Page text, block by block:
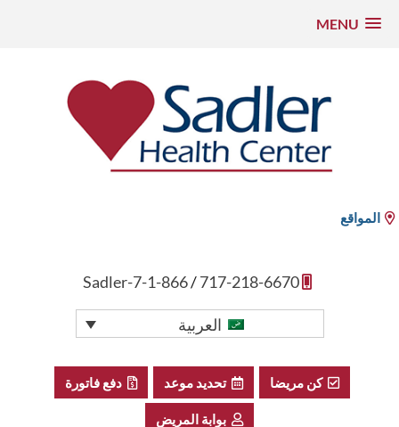
MENU
المواقع
717-218-6670
/
1-866-Sadler-7
العربية
كن مريضا تحديد موعد دفع فاتورة
بوابة المريض